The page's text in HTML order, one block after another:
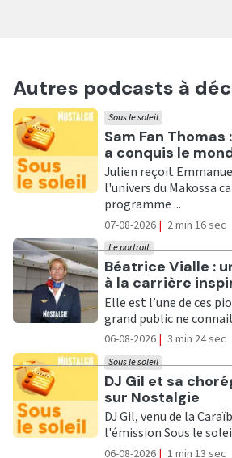
Autres podcasts à
Ecouter
Sam Fan Thomas
a conquis le
Sous le soleil
Julien reçoit
l'univers du Makossa
programme ...
07-08-2026 | 2 min 16 sec
Ecouter
Béatrice Vialle :
à la carrière
Le portrait
Elle est l’une de ces
grand public ne
06-08-2026 | 3 min 24 sec
Ecouter
DJ Gil et sa
sur Nostalgie
Sous le soleil
DJ Gil, venu de la
l'émission Sous le
06-08-2026 | 1 min 13 sec